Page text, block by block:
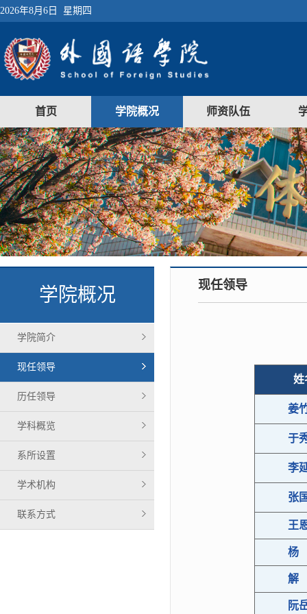
2026年8月6日 星期四
首页 学院概况 师资队伍
学院概况
学院简介
现任领导
历任领导
学科概览
系所设置
学术机构
联系方式
现任领导
姓
姜
于
李
张
王
杨
解
阮